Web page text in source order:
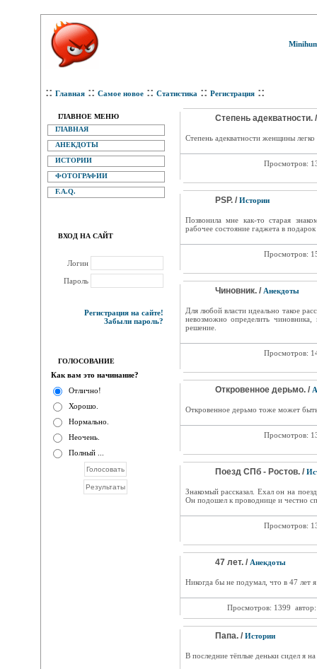
:: Главная :: Самое новое :: Статистика :: Регистрация ::
ГЛАВНОЕ МЕНЮ
ГЛАВНАЯ
АНЕКДОТЫ
ИСТОРИИ
ФОТОГРАФИИ
F.A.Q.
ВХОД НА САЙТ
Логин
Пароль
Регистрация на сайте!
Забыли пароль?
ГОЛОСОВАНИЕ
Как вам это начинание?
Отлично!
Хорошо.
Нормально.
Неочень.
Полный ...
Степень адекватности.
Степень адекватности женщины
Просмотров:
PSP. / Истории
Позвонила мне как-то старая
рабочее состояние гаджета в
Просмотров:
Чиновник. / Анекдоты
Для любой власти идеально такое
невозможно определить
решение.
Просмотров:
Откровенное дерьмо. /
Откровенное дерьмо тоже может
Просмотров:
Поезд СПб - Ростов. /
Знакомый рассказал. Ехал он на
Он подошел к проводнице и честно
Просмотров:
47 лет. / Анекдоты
Никогда бы не подумал, что в 47 лет
Просмотров: 1399
Папа. / Истории
В последние тёплые деньки сидел я